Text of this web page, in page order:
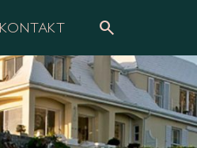
KONTAKT search